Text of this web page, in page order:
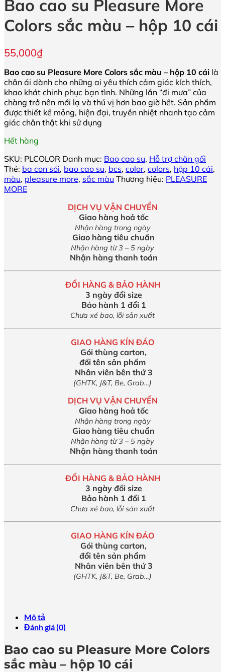
Bao cao su Pleasure More
Colors sắc màu – hộp 10 cái
55,000₫
Bao cao su Pleasure More Colors sắc màu – hộp 10 cái là
chân ái dành cho những ai yêu thích cảm giác kích thích,
khao khát chinh phục bạn tình. Những lần “đi mưa” của
chàng trở nên mới lạ và thú vị hơn bao giờ hết. Sản phẩm
được thiết kế mỏng, hiện đại, truyền nhiệt nhanh tạo cảm
giác chân thật khi sử dụng
Hết hàng
SKU: PLCOLOR Danh mục: Bao cao su, Hỗ trợ chăn gối
Thẻ: ba con sói, bao cao su, bcs, color, colors, hộp 10 cái,
màu, pleasure more, sắc màu Thương hiệu: PLEASURE
MORE
DỊCH VỤ VẬN CHUYỂN
Giao hàng hoả tốc
Nhận hàng trong ngày
Giao hàng tiêu chuẩn
Nhận hàng từ 3 – 5 ngày
Nhận hàng thanh toán
ĐỔI HÀNG & BẢO HÀNH
3 ngày đổi size
Bảo hành 1 đổi 1
Chưa xé bao, lỗi sản xuất
GIAO HÀNG KÍN ĐÁO
Gói thùng carton,
đổi tên sản phẩm
Nhân viên bên thứ 3
(GHTK, J&T, Be, Grab…)
DỊCH VỤ VẬN CHUYỂN
Giao hàng hoả tốc
Nhận hàng trong ngày
Giao hàng tiêu chuẩn
Nhận hàng từ 3 – 5 ngày
Nhận hàng thanh toán
ĐỔI HÀNG & BẢO HÀNH
3 ngày đổi size
Bảo hành 1 đổi 1
Chưa xé bao, lỗi sản xuất
GIAO HÀNG KÍN ĐÁO
Gói thùng carton,
đổi tên sản phẩm
Nhân viên bên thứ 3
(GHTK, J&T, Be, Grab…)
Mô tả
Đánh giá (0)
Bao cao su Pleasure More Colors
sắc màu – hộp 10 cái